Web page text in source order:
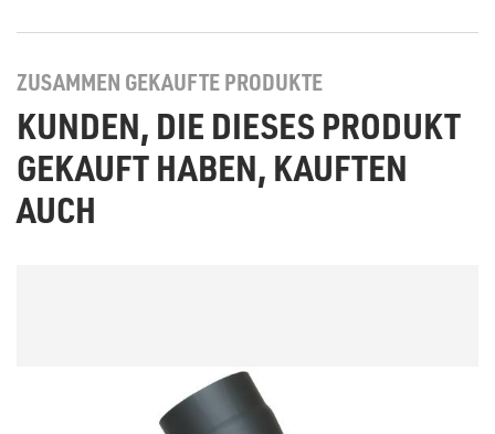
ZUSAMMEN GEKAUFTE PRODUKTE
KUNDEN, DIE DIESES PRODUKT
GEKAUFT HABEN, KAUFTEN
AUCH